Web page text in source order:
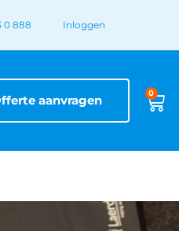
0 888 Inloggen
aanvragen 0